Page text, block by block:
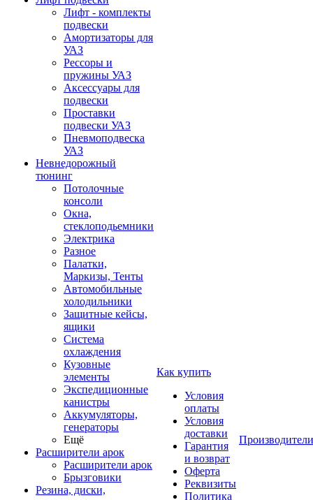
Лифт - комплекты
подвески
Амортизаторы для
УАЗ
Рессоры и
пружины УАЗ
Аксессуары для
подвески
Проставки
подвески УАЗ
Пневмоподвеска
УАЗ
Невнедорожный
тюнинг
Потолочные
консоли
Окна,
стеклоподьемники
Электрика
Разное
Палатки,
Маркизы, Тенты
Автомобильные
холодильники
Защитные кейсы,
ящики
Система
охлаждения
Кузовные
элементы
Экспедиционные
канистры
Аккумуляторы,
генераторы
Ещё
Расширители арок
Расширители арок
Брызговики
Резина, диски,
Как купить
Условия
оплаты
Условия
доставки
Гарантия
и возврат
Оферта
Реквизиты
Политика
Производители